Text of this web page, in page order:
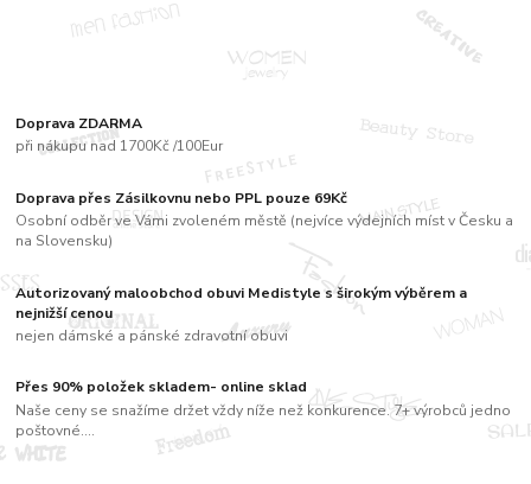
Doprava ZDARMA
při nákupu nad 1700Kč /100Eur
Doprava přes Zásilkovnu nebo PPL pouze 69Kč
Osobní odběr ve Vámi zvoleném městě (nejvíce výdejních míst v Česku a
na Slovensku)
Autorizovaný maloobchod obuvi Medistyle s širokým výběrem a
nejnižší cenou
nejen dámské a pánské zdravotní obuvi
Přes 90% položek skladem- online sklad
Naše ceny se snažíme držet vždy níže než konkurence. 7+ výrobců jedno
poštovné....